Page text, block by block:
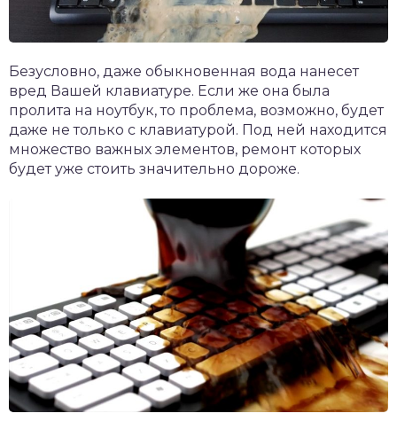
Безусловно, даже обыкновенная вода нанесет
вред Вашей клавиатуре. Если же она была
пролита на ноутбук, то проблема, возможно, будет
даже не только с клавиатурой. Под ней находится
множество важных элементов, ремонт которых
будет уже стоить значительно дороже.